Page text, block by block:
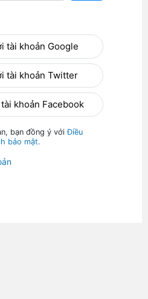
tài khoản Google
tài khoản Twitter
khoản Facebook
bạn đồng ý vớiĐiều
bảo mật.